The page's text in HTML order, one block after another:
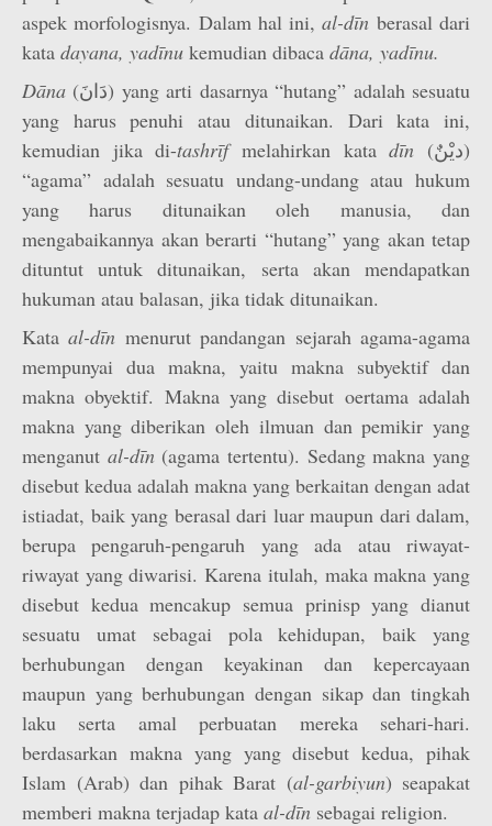
aspek morfologisnya. Dalam hal ini,al-dīn berasal dari
kata dayana, yadīnu kemudian dibaca dāna, yadīnu.
Dāna (دَانَ) yang arti dasarnya “hutang” adalah sesuatu
yang harus penuhi atau ditunaikan. Dari kata ini,
kemudian jika di-tashrīfmelahirkan katadīn (ديْنٌ)
“agama” adalah sesuatu undang-undang atau hukum
yang harus ditunaikan oleh manusia, dan
mengabaikannya akan berarti “hutang” yang akan tetap
dituntut untuk ditunaikan, serta akan mendapatkan
hukuman atau balasan, jika tidak ditunaikan.
Kataal-dīn menurut pandangan sejarah agama-agama
mempunyai dua makna, yaitu makna subyektif dan
makna obyektif. Makna yang disebut oertama adalah
makna yang diberikan oleh ilmuan dan pemikir yang
menganut al-dīn (agama tertentu). Sedang makna yang
disebut kedua adalah makna yang berkaitan dengan adat
istiadat, baik yang berasal dari luar maupun dari dalam,
berupa pengaruh-pengaruh yang ada atau riwayat-
riwayat yang diwarisi. Karena itulah, maka makna yang
disebut kedua mencakup semua prinisp yang dianut
sesuatu umat sebagai pola kehidupan, baik yang
berhubungan dengan keyakinan dan kepercayaan
maupun yang berhubungan dengan sikap dan tingkah
laku serta amal perbuatan mereka sehari-hari.
berdasarkan makna yang yang disebut kedua, pihak
Islam (Arab) dan pihak Barat (al-garbiyun) seapakat
memberi makna terjadap kata al-dīn sebagai religion.